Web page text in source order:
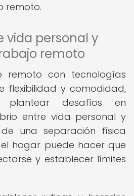
remoto.
vida personal y
remoto
remoto con tecnologías
flexibilidad y comodidad,
plantear desafíos en
entre vida personal y
una separación física
hogar puede hacer que
y establecer límites